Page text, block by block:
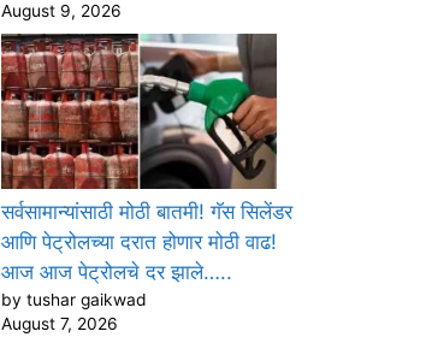
August 9, 2026
सर्वसामान्यांसाठी मोठी बातमी! गॅस सिलेंडर
आणि पेट्रोलच्या दरात होणार मोठी वाढ!
आज आज पेट्रोलचे दर झाले…..
by tushar gaikwad
August 7, 2026